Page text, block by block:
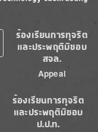
ร้องเรียนการทุจริต
และประพฤติมิชอบ
สจล.
Appeal
ร้องเรียนการทุจริต
และประพฤติมิชอบ
ป.ป.ท.